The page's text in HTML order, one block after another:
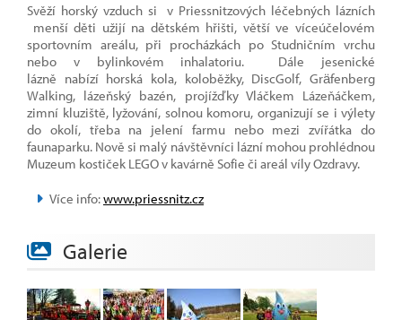
Svěží horský vzduch si v Priessnitzových léčebných lázních
menší děti užijí na dětském hřišti, větší ve víceúčelovém
sportovním areálu, při procházkách po Studničním vrchu
nebo v bylinkovém inhalatoriu. Dále jesenické
lázně nabízí horská kola, koloběžky, DiscGolf, Gräfenberg
Walking, lázeňský bazén, projížďky Vláčkem Lázeňáčkem,
zimní kluziště, lyžování, solnou komoru, organizují se i výlety
do okolí, třeba na jelení farmu nebo mezi zvířátka do
faunaparku. Nově si malý návštěvníci lázní mohou prohlédnou
Muzeum kostiček LEGO v kavárně Sofie či areál víly Ozdravy.
Více info:www.priessnitz.cz
Galerie